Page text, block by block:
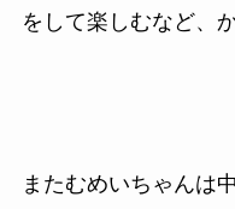
をして楽しむなど、
またむめいちゃんは